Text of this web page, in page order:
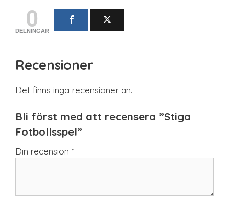
0
DELNINGAR
Recensioner
Det finns inga recensioner än.
Bli först med att recensera ”Stiga
Fotbollsspel”
Din recension *